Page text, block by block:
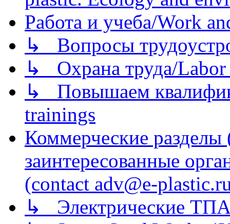
Работа и учеба/Work
↳ Вопросы
↳ Охрана труда/Labor
↳ Повышаем
trainings
Коммерческие
заинтересованные
(contact adv@e-
↳ Электрические